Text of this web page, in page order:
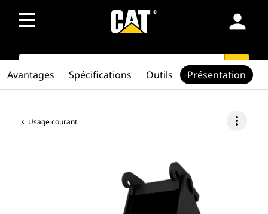
person
SEARCH search
Usage courant more_vert
Avantages Spécifications Outils Présentation